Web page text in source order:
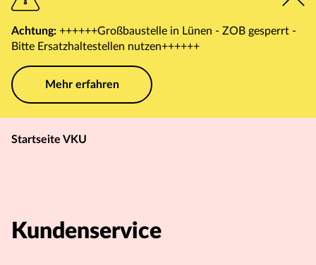
Achtung: ++++++Großbaustelle in Lünen - ZOB gesperrt -
Bitte Ersatzhaltestellen nutzen++++++
Mehr erfahren
Startseite VKU
Kundenservice